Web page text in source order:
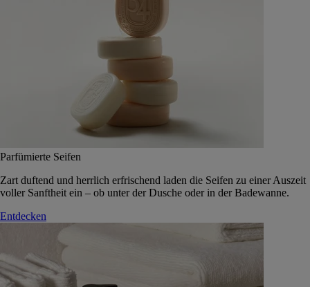
Parfümierte Seifen
Zart duftend und herrlich erfrischend laden die Seifen zu einer Auszeit
voller Sanftheit ein – ob unter der Dusche oder in der Badewanne.
Entdecken